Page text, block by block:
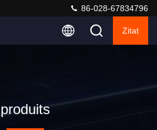
86-028-67834796
Zitat
produits